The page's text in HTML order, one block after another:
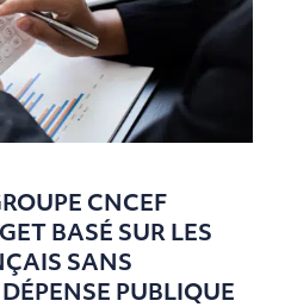
CNCEF
BASÉ SUR LES
SANS
PUBLIQUE